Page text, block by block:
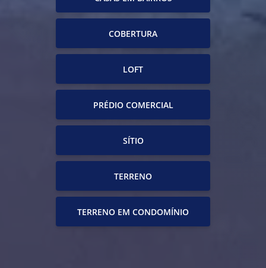
COBERTURA
LOFT
PRÉDIO COMERCIAL
SÍTIO
TERRENO
TERRENO EM CONDOMÍNIO